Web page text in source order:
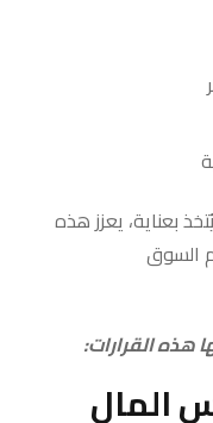
بعناية، يعزز هذه
السوق
هذه القرارات: